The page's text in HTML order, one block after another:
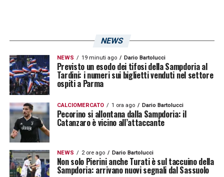
NEWS
NEWS 19 minuti ago Dario Bartolucci
Previsto un esodo dei tifosi della Sampdoria al
Tardini: i numeri sui biglietti venduti nel settore
ospiti a Parma
CALCIOMERCATO 1 ora ago Dario Bartolucci
Pecorino si allontana dalla Sampdoria: il
Catanzaro è vicino all’attaccante
NEWS 2 ore ago Dario Bartolucci
Non solo Pierini anche Turati è sul taccuino della
Sampdoria: arrivano nuovi segnali dal Sassuolo